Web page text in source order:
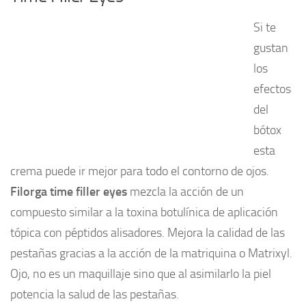
Si te
gustan
los
efectos
del
bótox
esta
crema puede ir mejor para todo el contorno de ojos.
Filorga time filler eyes mezcla la acción de un
compuesto similar a la toxina botulínica de aplicación
tópica con péptidos alisadores. Mejora la calidad de las
pestañas gracias a la acción de la matriquina o Matrixyl.
Ojo, no es un maquillaje sino que al asimilarlo la piel
potencia la salud de las pestañas.